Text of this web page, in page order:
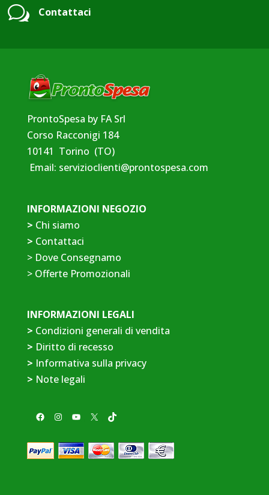
w Contattaci
ProntoSpesa by FA Srl
Corso Racconigi 184
10141 Torino (TO)
Email: servizioclienti@prontospesa.com
INFORMAZIONI NEGOZIO
> Chi siamo
> Contattaci
> Dove Consegnamo
>Offerte Promozionali
INFORMAZIONI LEGALI
> Condizioni generali di vendita
> Diritto di recesso
> Informativa sulla privacy
> Note legali
Facebook
Instagram
YouTube
X TikTok